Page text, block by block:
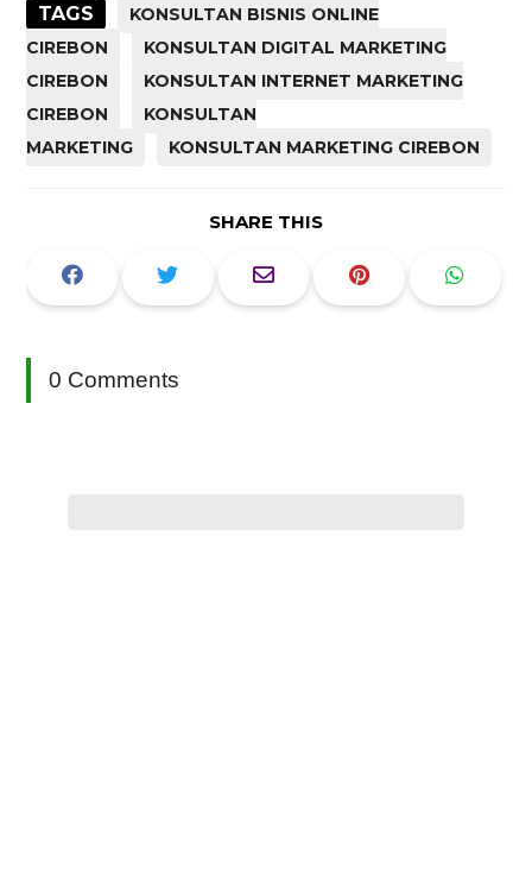
TAGS
KONSULTAN BISNIS ONLINE
CIREBON
KONSULTAN DIGITAL MARKETING
CIREBON
KONSULTAN INTERNET MARKETING
CIREBON
KONSULTAN
MARKETING
KONSULTAN MARKETING CIREBON
SHARE THIS
0 Comments